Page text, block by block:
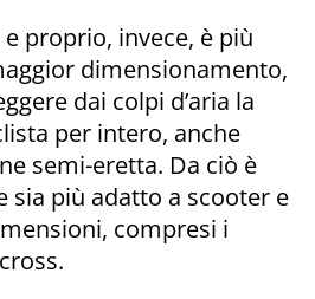
proprio, invece, è più
dimensionamento,
dai colpi d’aria la
per intero, anche
semi-eretta. Da ciò è
sia più adatto a scooter e
compresi i